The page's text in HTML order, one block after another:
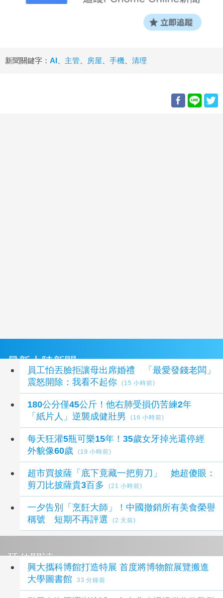
新聞關鍵字： AI 主管 房屋 手機 清理
最新大陸新聞
員工怕丟臉拒讓母出席婚禮 「最愛發錢老闆」
震怒開除：我看不起你
(15 小時前)
180公分僅45公斤！他右肺受損仍苦練2年
「紙片人」逆襲成健壯男
(16 小時前)
每天狂灌5瓶可樂15年！35歲女牙掉光還停經
外貌像60歲
(19 小時前)
超市買披薩「底下竟藏一把剪刀」 她超傻眼：
剪刀比披薩貴3百多
(21 小時前)
一夕告別「烹飪大師」！中國撤銷所有美食榮譽
稱號 短期不再評選
(2 天前)
延伸閱讀
興大攜科博館打造特展 首度將博物館展覽搬進
大學圖書館
33 分鐘前